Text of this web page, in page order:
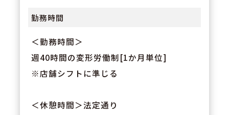
勤務時間
＜勤務時間＞
週40時間の変形労働制[1か月単位]
※店舗シフトに準じる
＜休憩時間＞法定通り